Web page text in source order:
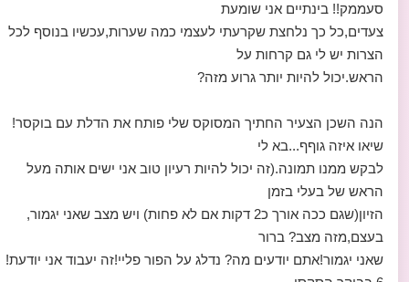
סעממק!! בינתיים אני שומעת
צעדים,כל כך נלחצת שקרעתי לעצמי כמה שערות,עכשיו בנוסף לכל
הצרות יש לי גם קרחות על
הראש.יכול להיות יותר גרוע מזה?
הנה השכן הצעיר החתיך המסוקס שלי פותח את הדלת עם בוקסר!
שיאו איזה גוףף...בא לי
לבקש ממנו תמונה.(זה יכול להיות רעיון טוב אני ישים אותה מעל
הראש של בעלי בזמן
הזיון(שגם ככה אורך כ2 דקות אם לא פחות) ויש מצב שאני יגמור,
בעצם,מזה מצב? ברור
שאני יגמור!אתם יודעים מה? נדלג על הפור פליי!זה יעבוד אני יודעת!